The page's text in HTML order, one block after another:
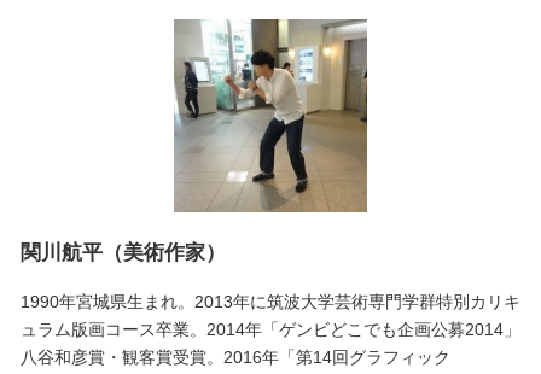
関川航平（美術作家）
1990年宮城県生まれ。2013年に筑波大学芸術専門学群特別カリキ
ュラム版画コース卒業。2014年「ゲンビどこでも企画公募2014」
八谷和彦賞・観客賞受賞。2016年「第14回グラフィック